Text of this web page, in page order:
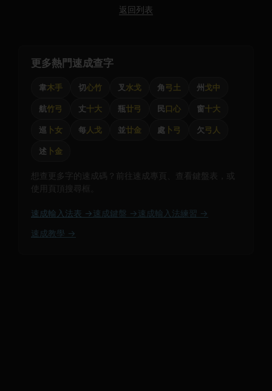
返回列表
更多熱門速成查字
韋木手 切心竹 叉 水戈 角弓土 州 戈中
航竹弓 丈十大 瓶廿弓 民口心 窗十大
巡 卜女 每人戈 並廿金 處 卜弓 欠弓人
述 卜金
想查更多字的速成碼？前往速成專頁、查看鍵盤表，或
使用頁頂搜尋框。
速成輸入法表 → 速成鍵盤 → 速成輸入法練習 →
速成教學 →